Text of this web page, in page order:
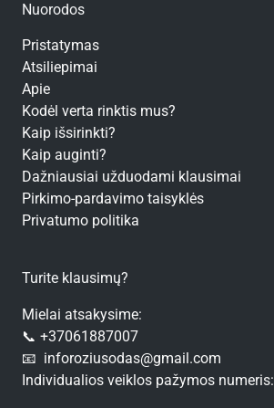
Nuorodos
Pristatymas
Atsiliepimai
Apie
Kodėl verta rinktis mus?
Kaip išsirinkti?
Kaip auginti?
Dažniausiai užduodami klausimai
Pirkimo-pardavimo taisyklės
Privatumo politika
Turite klausimų?
Mielai atsakysime:
📞 +37061887007
📧 inforoziusodas@gmail.com
Individualios veiklos pažymos numeris: